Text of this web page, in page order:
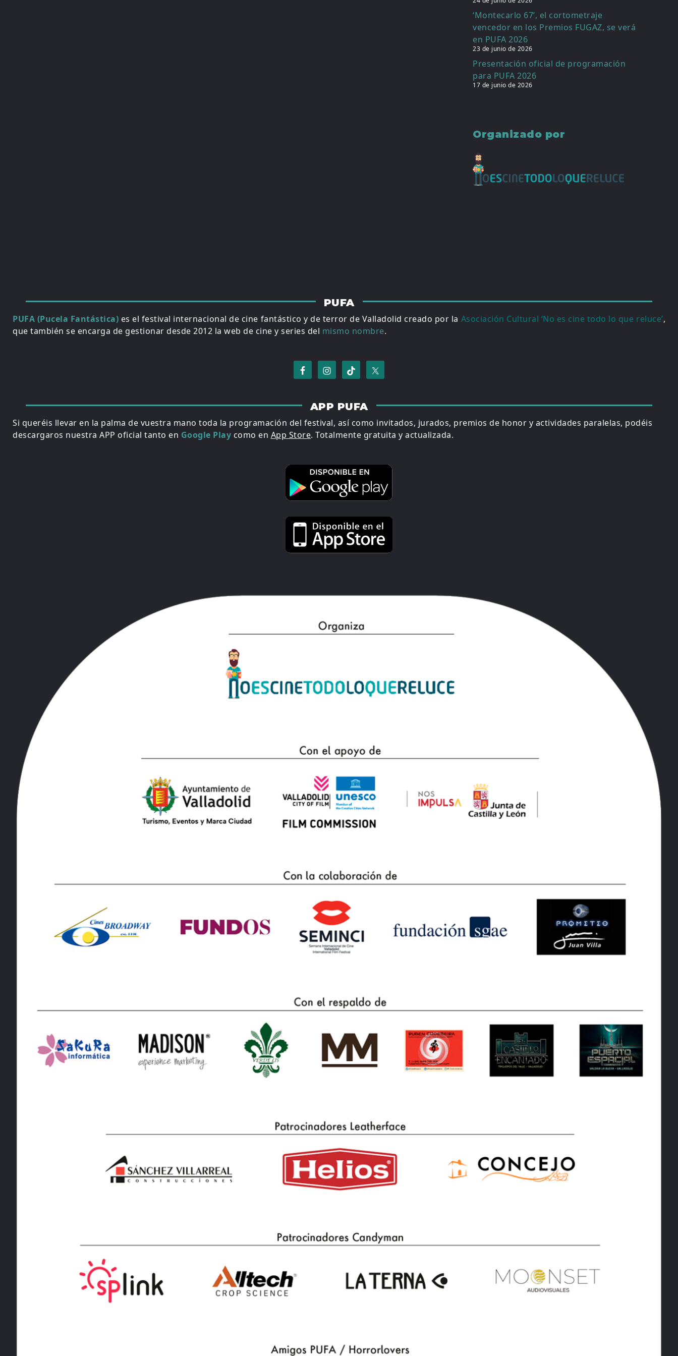
‘Montecarlo 67’, el cortometraje
vencedor en los Premios FUGAZ, se verá
en PUFA 2026
23 de junio de 2026
Presentación oficial de programación
para PUFA 2026
17 de junio de 2026
Organizado por
PUFA
PUFA (Pucela Fantástica) es el festival internacional de cine fantástico y de terror de Valladolid creado por la Asociación Cultural ‘No es cine todo lo que reluce’,
que también se encarga de gestionar desde 2012 la web de cine y series del mismo nombre.
APP PUFA
Si queréis llevar en la palma de vuestra mano toda la programación del festival, así como invitados, jurados, premios de honor y actividades paralelas, podéis
descargaros nuestra APP oficial tanto en Google Play como en App Store. Totalmente gratuita y actualizada.